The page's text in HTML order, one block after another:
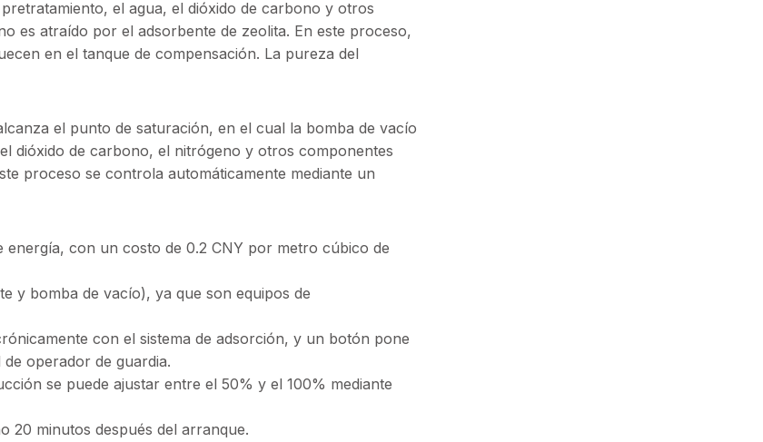
el agua, el dióxido de carbono y otros
es atraído por el adsorbente de zeolita. En este proceso,
en el tanque de compensación. La pureza del
el punto de saturación, en el cual la bomba de vacío
dióxido de carbono, el nitrógeno y otros componentes
proceso se controla automáticamente mediante un
energía, con un costo de 0.2 CNY por metro cúbico de
y bomba de vacío), ya que son equipos de
con el sistema de adsorción, y un botón pone
operador de guardia.
se puede ajustar entre el 50% y el 100% mediante
20 minutos después del arranque.